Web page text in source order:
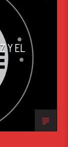
Y EL